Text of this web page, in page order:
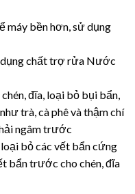
máy bền hơn, sử dụng
chất trợ rửa Nước
đĩa, loại bỏ bụi bẩn,
trà, cà phê và thậm chí
ngâm trước
bỏ các vết bẩn cứng
bẩn trước cho chén, đĩa